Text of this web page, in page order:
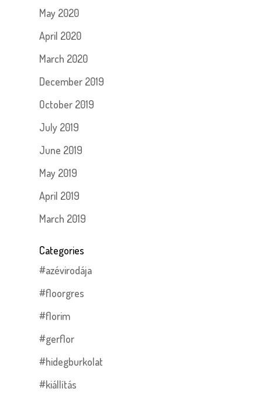
May 2020
April 2020
March 2020
December 2019
October 2019
July 2019
June 2019
May 2019
April 2019
March 2019
Categories
#azévirodája
#floorgres
#florim
#gerflor
#hidegburkolat
#kiállítás